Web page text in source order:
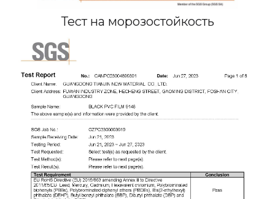
Тест на морозостойкость